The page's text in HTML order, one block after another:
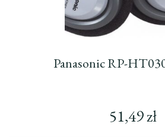
Panasonic RP-
51,49zł